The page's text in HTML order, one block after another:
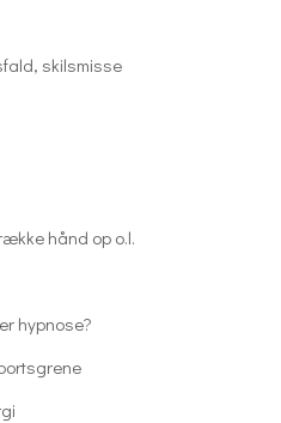
skilsmisse
hånd op o.l.
hypnose?